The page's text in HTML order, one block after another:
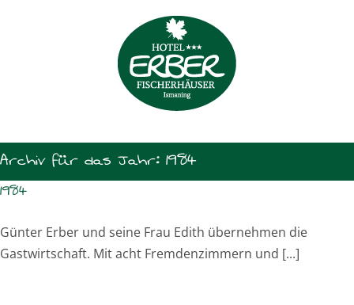
Archiv für das Jahr: 1984
1984
Günter Erber und seine Frau Edith übernehmen die
Gastwirtschaft. Mit acht Fremdenzimmern und [...]